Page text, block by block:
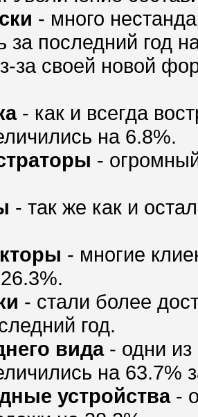
- много
за последний год
за своей новой
- как и всегда
на 6.8%.
-
- так же как и
- многие
- стали более
год.
вида- одни из
на 63.7%
устройства-